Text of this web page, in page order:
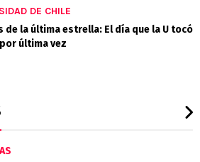
DE CHILE
de la última estrella: El día que la U tocó
última vez